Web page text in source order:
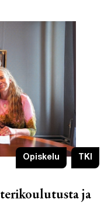
Opiskelu
TKI
ja